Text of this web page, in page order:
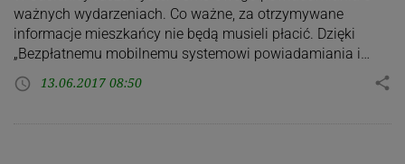
ważnych wydarzeniach. Co ważne, za otrzymywane
informacje mieszkańcy nie będą musieli płacić. Dzięki
„Bezpłatnemu mobilnemu systemowi powiadamiania i…
access_time 13.06.2017 08:50 share